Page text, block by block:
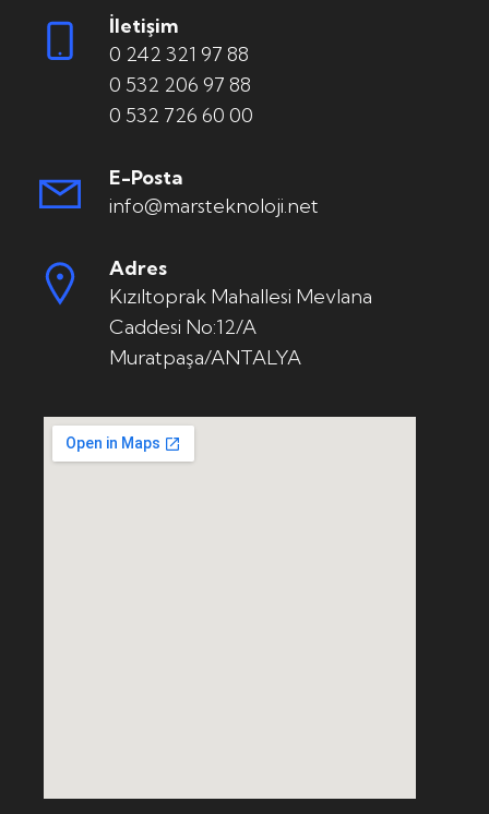
İletişim
0 242 321 97 88
0 532 206 97 88
0 532 726 60 00
E-Posta
info@marsteknoloji.net
Adres
Kızıltoprak Mahallesi Mevlana
Caddesi No:12/A
Muratpaşa/ANTALYA